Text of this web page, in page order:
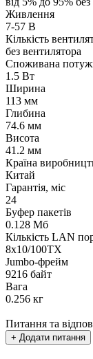
Живлення
7-57 В
Кількість
без вентилятора
Споживана
1.5 Вт
Ширина
113 мм
Глибина
74.6 мм
Висота
41.2 мм
Країна
Китай
Гарантія, міс
24
Буфер пакетів
0.128 Мб
Кількість LAN
8x10/100TX
Jumbo-фрейм
9216 байт
Вага
0.256 кг
Питання та
+ Додати питання